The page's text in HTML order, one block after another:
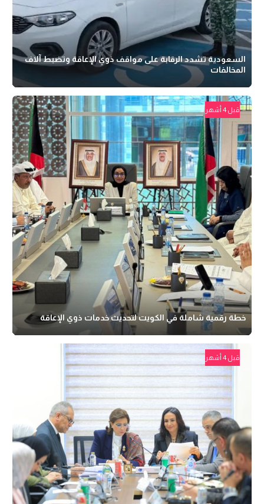
السعودية تشدد الرقابة على مواقف ذوي الإعاقة وتضبط آلاف
المخالفات
قبل 4 أشهر
خطة رقمية شاملة في الكويت لتحديث خدمات ذوي الإعاقة
قبل 4 أشهر